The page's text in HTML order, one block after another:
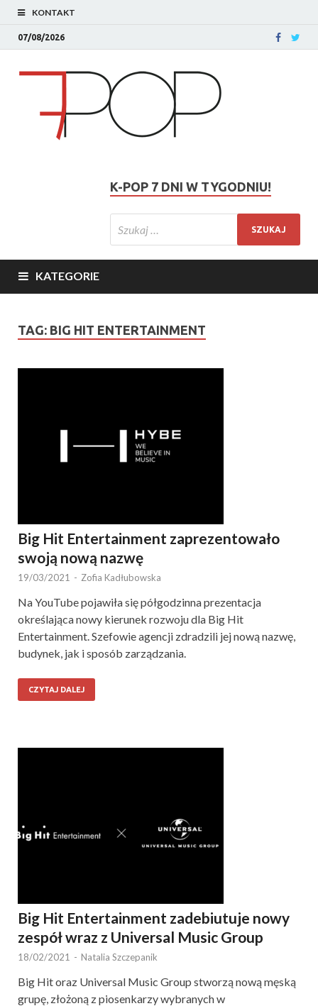
KONTAKT
07/08/2026
K-POP 7 DNI W TYGODNIU!
KATEGORIE
TAG: BIG HIT ENTERTAINMENT
Big Hit Entertainment zaprezentowało
swoją nową nazwę
19/03/2021 - Zofia Kadłubowska
Na YouTube pojawiła się półgodzinna prezentacja
określająca nowy kierunek rozwoju dla Big Hit
Entertainment. Szefowie agencji zdradzili jej nową nazwę,
budynek, jak i sposób zarządzania.
CZYTAJ DALEJ
Big Hit Entertainment zadebiutuje nowy
zespół wraz z Universal Music Group
18/02/2021 - Natalia Szczepanik
Big Hit oraz Universal Music Group stworzą nową męską
grupę, złożoną z piosenkarzy wybranych w